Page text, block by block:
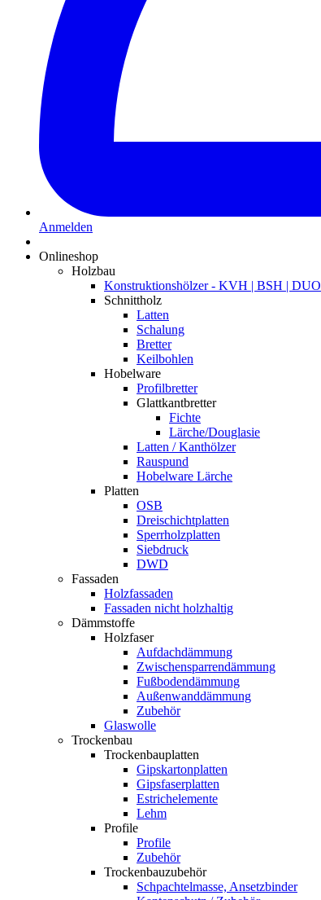
Anmelden
Onlineshop
Holzbau
Konstruktionshölzer - KVH | BSH | DUO
Schnittholz
Latten
Schalung
Bretter
Keilbohlen
Hobelware
Profilbretter
Glattkantbretter
Fichte
Lärche/Douglasie
Latten / Kanthölzer
Rauspund
Hobelware Lärche
Platten
OSB
Dreischichtplatten
Sperrholzplatten
Siebdruck
DWD
Fassaden
Holzfassaden
Fassaden nicht holzhaltig
Dämmstoffe
Holzfaser
Aufdachdämmung
Zwischensparrendämmung
Fußbodendämmung
Außenwanddämmung
Zubehör
Glaswolle
Trockenbau
Trockenbauplatten
Gipskartonplatten
Gipsfaserplatten
Estrichelemente
Lehm
Profile
Profile
Zubehör
Trockenbauzubehör
Schpachtelmasse, Ansetzbinder